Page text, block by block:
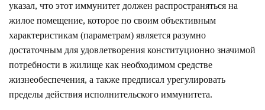
указал, что этот иммунитет должен распространяться на
жилое помещение, которое по своим объективным
характеристикам (параметрам) является разумно
достаточным для удовлетворения конституционно значимой
потребности в жилище как необходимом средстве
жизнеобеспечения, а также предписал урегулировать
пределы действия исполнительского иммунитета.